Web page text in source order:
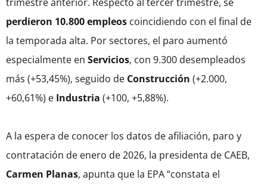
perdieron 10.800 empleos coincidiendo con el final de
la temporada alta. Por sectores, el paro aumentó
especialmente en Servicios, con 9.300 desempleados
más (+53,45%), seguido de Construcción (+2.000,
+60,61%) e Industria (+100, +5,88%).
A la espera de conocer los datos de afiliación, paro y
contratación de enero de 2026, la presidenta de CAEB,
Carmen Planas, apunta que la EPA “constata el